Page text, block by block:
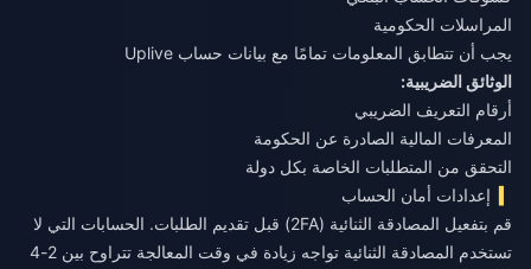
المراسلات الحكومية
يجب أن تتطابق المعلومات تمامًا مع بيانات حساب Uplive
الوثائق الضريبية:
أرقام التعريف الضريبي
المعرفات المالية الصادرة عن الحكومة
التحقق من المتطلبات الخاصة بكل دولة
إعدادات أمان الحساب
قم بتفعيل المصادقة الثنائية (2FA) قبل تقديم الطلبات. الحسابات التي لا
تستخدم المصادقة الثنائية تواجه زيادة في وقت المعالجة تتراوح بين 2-4